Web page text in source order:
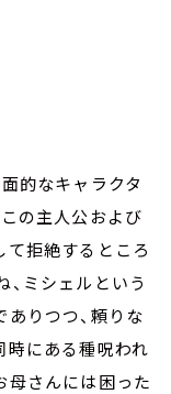
的なキャラクタ
の主人公および
て拒絶するところ
ミシェルという
りつつ、頼りな
時にある種呪われ
さんには困った